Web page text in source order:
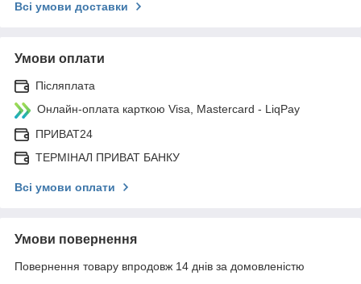
Всі умови доставки
Умови оплати
Післяплата
Онлайн-оплата карткою Visa, Mastercard - LiqPay
ПРИВАТ24
ТЕРМІНАЛ ПРИВАТ БАНКУ
Всі умови оплати
Умови повернення
Повернення товару впродовж 14 днів за домовленістю